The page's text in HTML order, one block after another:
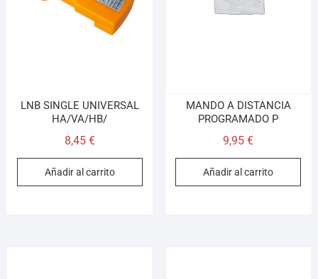
LNB SINGLE UNIVERSAL
HA/VA/HB/
8,45 €
Añadir al carrito
MANDO A DISTANCIA
PROGRAMADO P
9,95€
Añadir al carrito